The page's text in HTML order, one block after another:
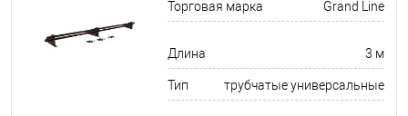
3000мм Grand Line
Торговая марка Grand Line
Длина 3 м
Тип трубчатые универсальные